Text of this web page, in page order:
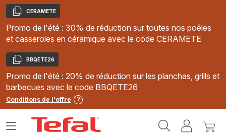
Copier
CERAMETE
Promo de l'été : 30% de réduction sur toutes nos poêles
et casseroles en céramique avec le code CERAMETE
Copier
BBQETE26
Promo de l'été : 20% de réduction sur les planchas, grills et
barbecues avec le code BBQETE26
Conditions de l'offre
MonMon
Ouvrir